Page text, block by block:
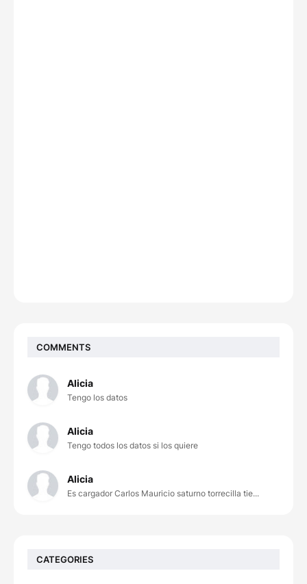
COMMENTS
Alicia
Tengo los datos
Alicia
Tengo todos los datos si los quiere
Alicia
Es cargador Carlos Mauricio saturno torrecilla tie...
CATEGORIES